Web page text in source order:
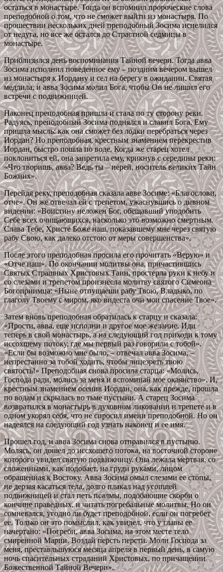
остаться в монастыре. Тогда он вспомнил пророческие слова
преподобной о том, что не сможет выйти из монастыря. По
прошествии нескольких дней преподобный Зосима исцелился
от недуга, но все же остался до Страстной седмицы в
монастыре.
Приблизился день воспоминания Тайной вечери. Тогда авва
Зосима исполнил поведенное ему – поздним вечером вышел
из монастыря к Иордану и сел на берегу в ожидании. Святая
медлила, и авва Зосима молил Бога, чтобы Он не лишил его
встречи с подвижницей.
Наконец преподобная пришла и стала по ту сторону реки.
Радуясь, преподобный Зосима поднялся и славил Бога. Ему
пришла мысль: как она сможет без лодки перебраться через
Иордан? Но преподобная, крестным знамением перекрестив
Иордан, быстро пошла по воде. Когда же старец хотел
поклониться ей, она запретила ему, крикнув с середины реки:
«Что творишь, авва? Ведь ты – иерей, носитель великих Тайн
Божиих».
Перейдя реку, преподобная сказала авве Зосиме: «Благослови,
отче». Он же отвечал ей с трепетом, ужаснувшись о дивном
видении: «Воистину неложен Бог, обещавший уподобить
Себе всех очищающихся, насколько это возможно смертным.
Слава Тебе, Христе Боже наш, показавшему мне через святую
рабу Свою, как далеко отстою от меры совершенства».
После этого преподобная просила его прочитать «Верую» и
«Отче наш». По окончании молитвы она, причастившись
Святых Страшных Христовых Таин, простерла руки к небу и
со слезами и трепетом произнесла молитву святого Симеона
Богоприимца: «Ныне отпущаеши рабу Твою, Владыко, по
глаголу Твоему с миром, яко видеста очи мои спасение Твое».
Затем вновь преподобная обратилась к старцу и сказала:
«Прости, авва, еще исполни и другое мое желание. Иди
теперь в свой монастырь, а на следующий год приходи к тому
иссохшему потоку, где мы первый раз говорили с тобой».
«Если бы возможно мне было, – отвечал авва Зосима, –
непрестанно за тобой ходить, чтобы лицезреть твою
святость!» Преподобная снова просила старца: «Молись,
Господа ради, молись за меня и вспоминай мое окаянство». И,
крестным знамением осенив Иордан, она, как прежде, прошла
по водам и скрылась во тьме пустыни. А старец Зосима
возвратился в монастырь в духовном ликовании и трепете и в
одном укорял себя, что не спросил имени преподобной. Но он
надеялся на следующий год узнать наконец и ее имя.
Прошел год, и авва Зосима снова отправился в пустыню.
Молясь, он дошел до иссхошего потока, на восточной стороне
которого увидел святую подвижницу. Она лежала мертвая, со
сложенными, как подобает, на груди руками, лицом
обращенная к Востоку. Авва Зосима омыл слезами ее стопы,
не дерзая касаться тела, долго плакал над усопшей
подвижницей и стал петь псалмы, подобающие скорби о
кончине праведных, и читать погребальные молитвы. Но он
сомневался, угодно ли будет преподобной, если он погребет
ее. Только он это помыслил, как увидел, что у главы ее
начертано: «Погреби, авва Зосима, на этом месте тело
смиренной Марии. Воздай персть персти. Моли Господа за
меня, преставльшуюся месяца апреля в первый день, в самую
ночь спасительных страданий Христовых, по причащении
Божественной Тайной Вечери».